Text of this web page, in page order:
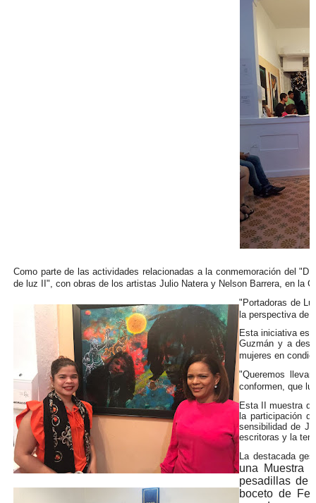
Como parte de las actividades relacionadas a la conmemoración del
de luz II", con obras de los artistas Julio Natera y Nelson Barrera, en la
"Portadoras de
la perspectiva de
Esta iniciativa es
Guzmán y a
mujeres en
"Queremos
conformen, que
Esta II muestra
la participación
sensibilidad de
escritoras y la
La destacada
una Muestra
pesadillas de
boceto de